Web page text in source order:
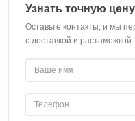
Узнать точную
Оставьте контакты, и мы
с доставкой и растаможкой.